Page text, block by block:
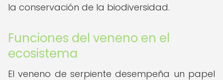
la conservación de la biodiversidad.
Funciones del veneno en el
ecosistema
El veneno de serpiente desempeña un papel